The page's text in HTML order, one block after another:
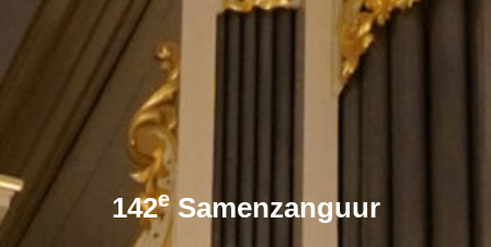
142ESamenzanguur